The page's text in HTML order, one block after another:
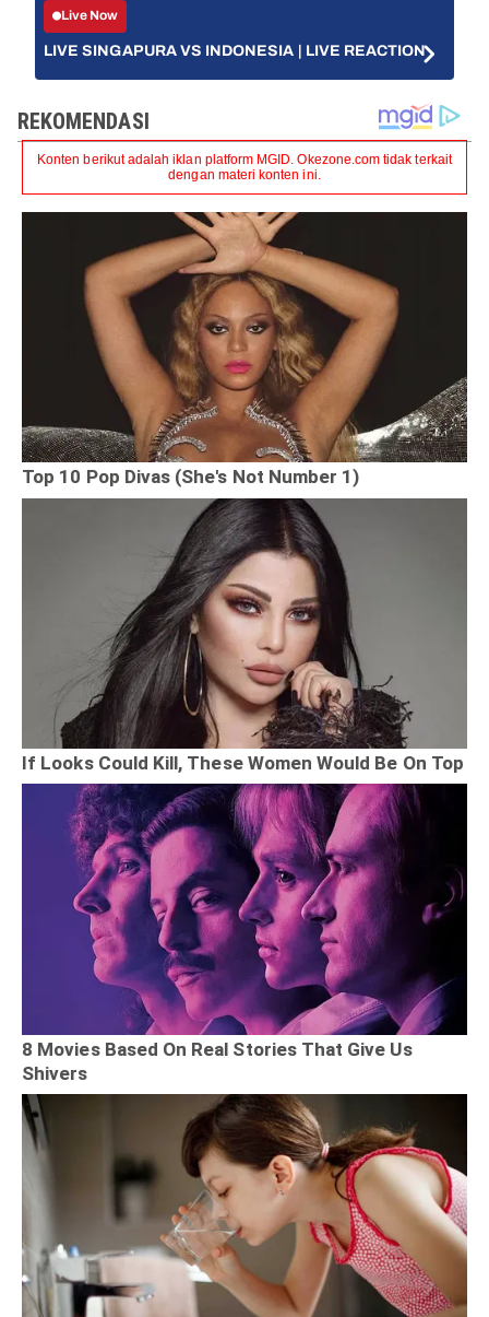
Live Now
LIVE SINGAPURA VS INDONESIA | LIVE REACTION